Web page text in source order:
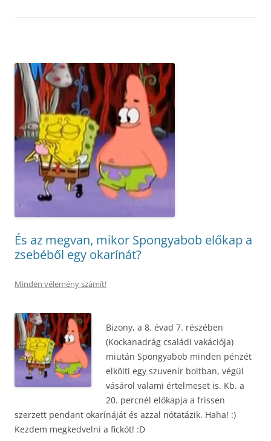
És az megvan, mikor Spongyabob előkap a
zsebéből egy okarínát?
Minden vélemény számít!
Bizony, a 8. évad 7. részében
(Kockanadrág családi vakációja)
miután Spongyabob minden pénzét
elkölti egy szuvenír boltban, végül
vásárol valami értelmeset is. Kb. a
20. percnél előkapja a frissen
szerzett pendant okarínáját és azzal nótatázik. Haha! :)
Kezdem megkedvelni a fickót! :D